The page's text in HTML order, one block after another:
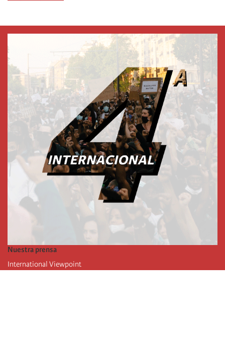
Nuestra prensa
International Viewpoint